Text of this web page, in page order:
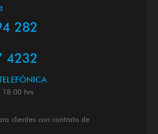
282
4232
hrs
clientes con contrato de